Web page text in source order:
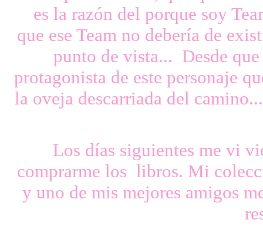
es la razón del porque soy
que ese Team no debería de
punto de vista... Desde
protagonista de este personaje
la oveja descarriada del
Los días siguientes me vi
comprarme los libros. Mi
y uno de mis mejores amigos